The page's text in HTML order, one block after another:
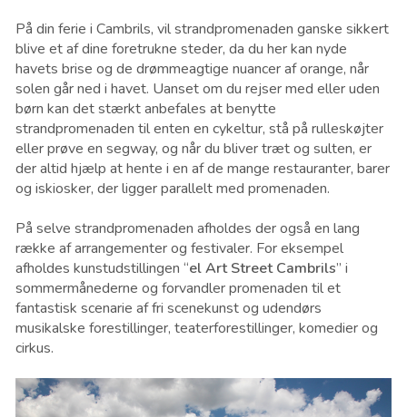
På din ferie i Cambrils, vil strandpromenaden ganske sikkert
blive et af ​​dine foretrukne steder, da du her kan nyde
havets brise og de drømmeagtige nuancer af orange, når
solen går ned i havet. Uanset om du rejser med eller uden
børn kan det stærkt anbefales at benytte
strandpromenaden til enten en cykeltur, stå på rulleskøjter
eller prøve en segway, og når du bliver træt og sulten, er
der altid hjælp at hente i en af de mange restauranter, barer
og iskiosker, der ligger parallelt med promenaden.
På selve strandpromenaden afholdes der også en lang
række af arrangementer og festivaler. For eksempel
afholdes kunstudstillingen “el Art Street Cambrils” i
sommermånederne og forvandler promenaden til et
fantastisk scenarie af fri scenekunst og udendørs
musikalske forestillinger, teaterforestillinger, komedier og
cirkus.